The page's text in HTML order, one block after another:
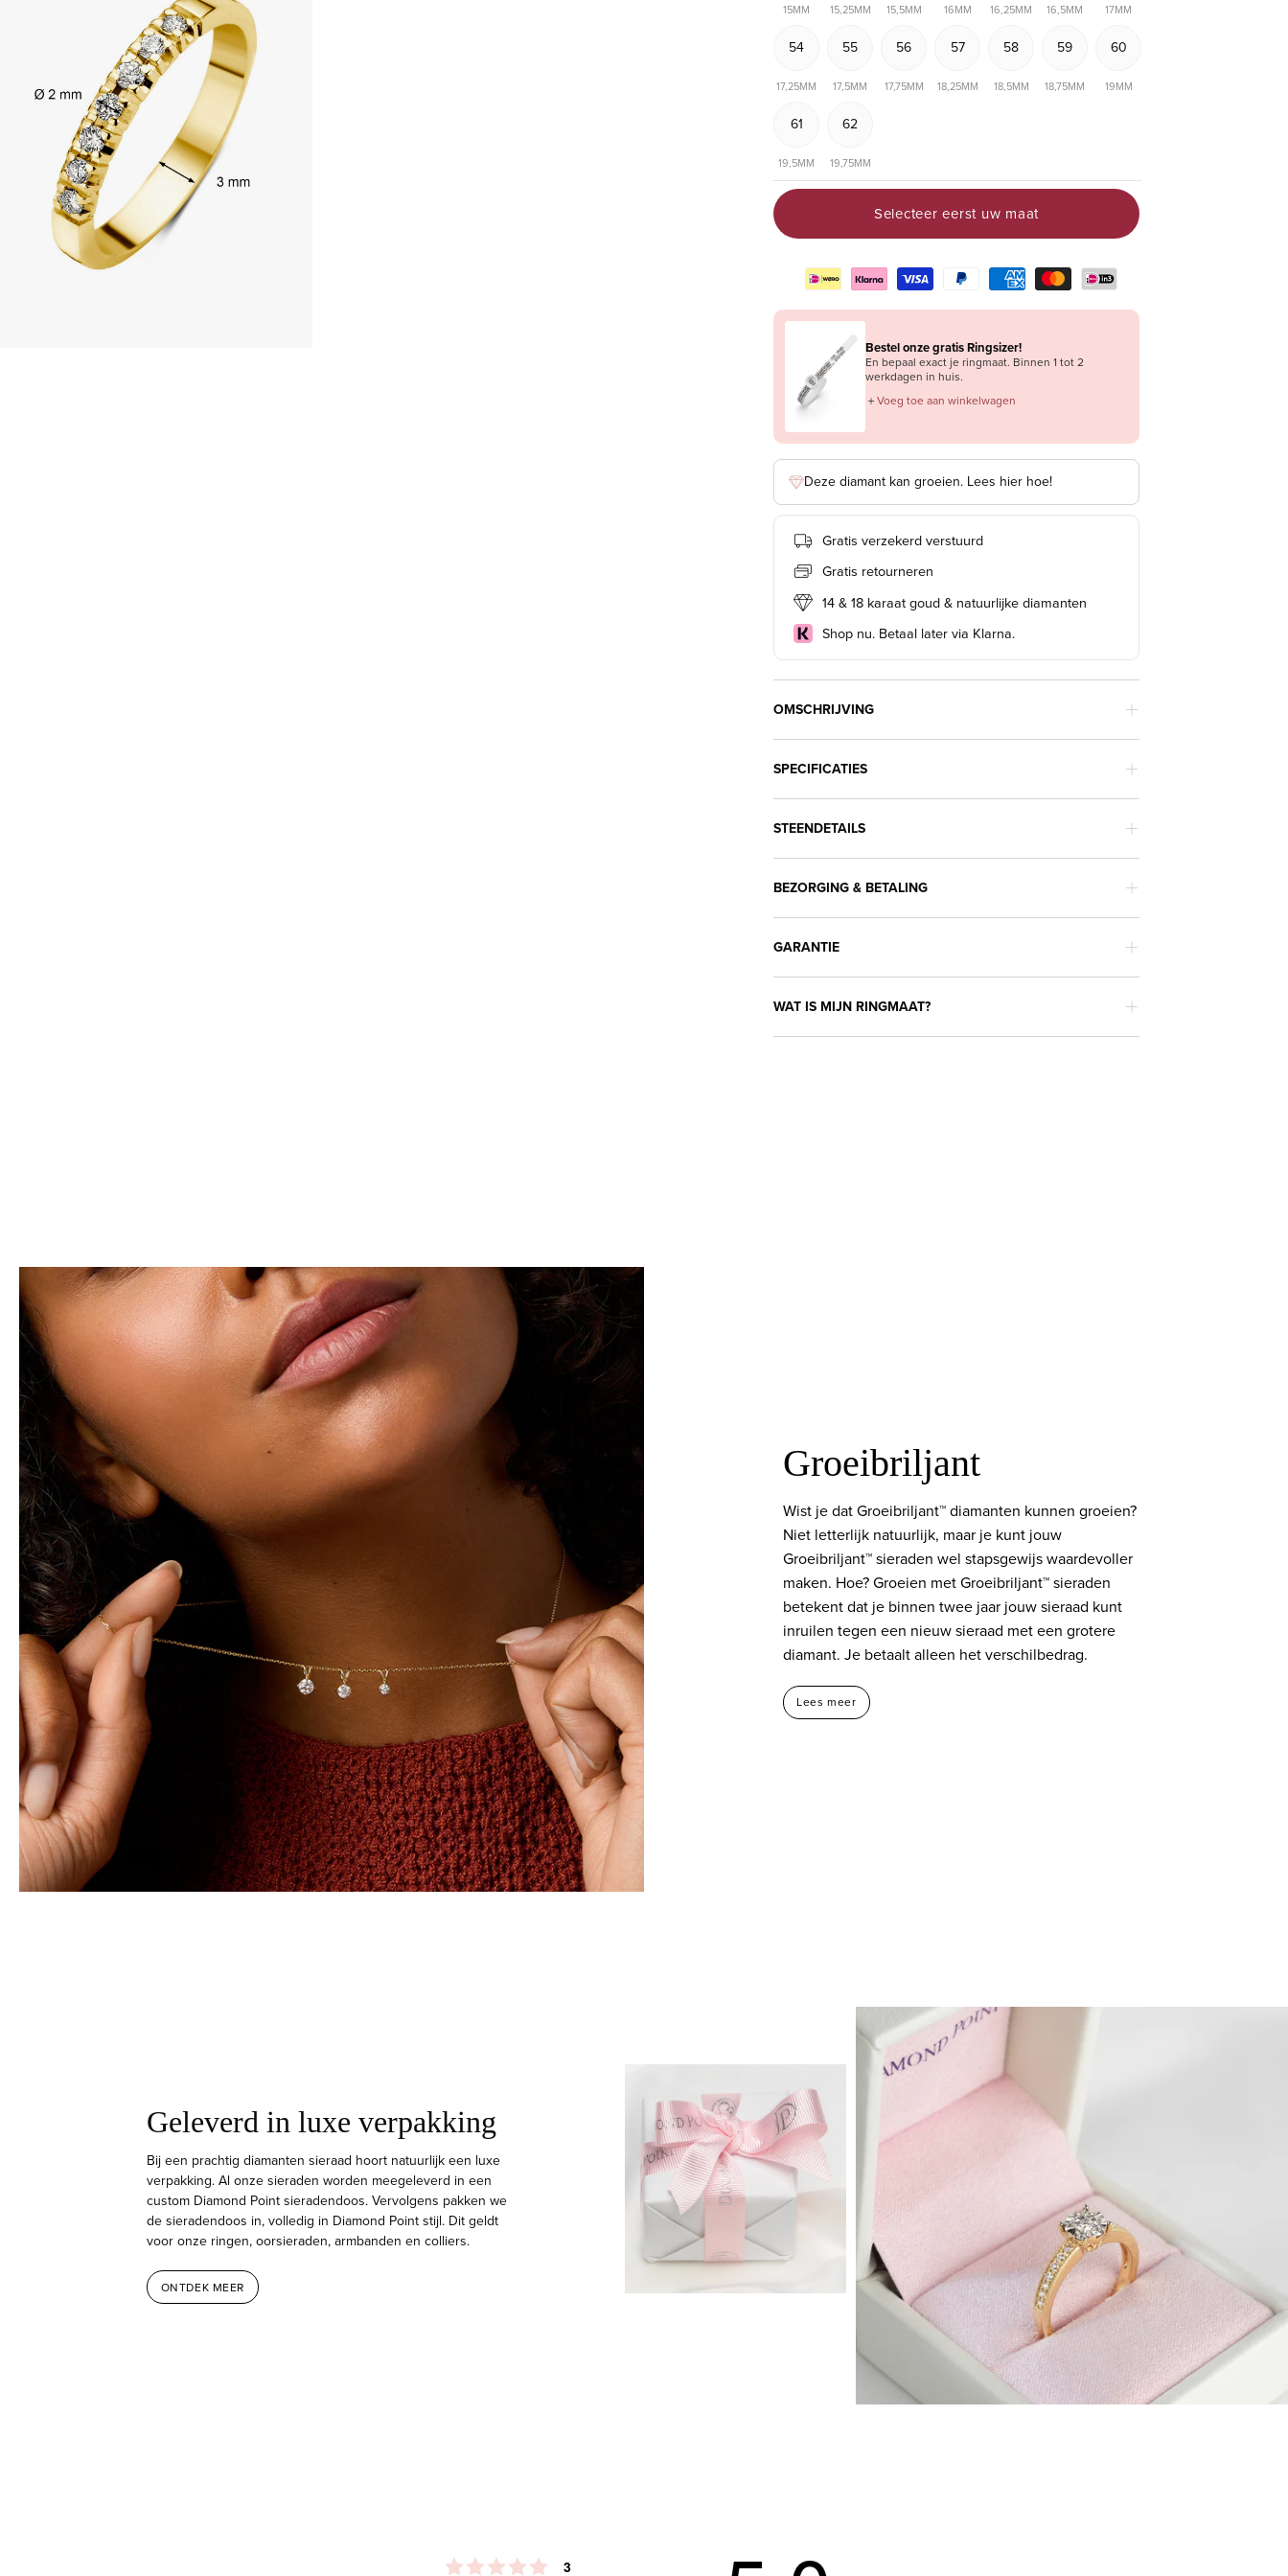
15MM 15,25MM 15,5MM 16MM 16,25MM 16,5MM 17MM
54
17,25MM
55
17,5MM
56
17,75MM
57
18,25MM
58
18,5MM
59
18,75MM
60
19MM
61
19,5MM
62
19,75MM
Selecteer eerst uw maat
Bestel onze gratis Ringsizer!
En bepaal exact je ringmaat. Binnen 1 tot 2
werkdagen in huis.
＋Voeg toe aan winkelwagen
Deze diamant kan groeien. Lees hier hoe!
Gratis verzekerd verstuurd
Gratis retourneren
14 & 18 karaat goud & natuurlijke diamanten
Shop nu. Betaal later via Klarna.
OMSCHRIJVING
SPECIFICATIES
STEENDETAILS
BEZORGING & BETALING
GARANTIE
WAT IS MIJN RINGMAAT?
Groeibriljant
Wist je dat Groeibriljant™ diamanten kunnen groeien?
Niet letterlijk natuurlijk, maar je kunt jouw
Groeibriljant™ sieraden wel stapsgewijs waardevoller
maken. Hoe? Groeien met Groeibriljant™ sieraden
betekent dat je binnen twee jaar jouw sieraad kunt
inruilen tegen een nieuw sieraad met een grotere
diamant. Je betaalt alleen het verschilbedrag.
Lees meer
Geleverd in luxe verpakking
Bij een prachtig diamanten sieraad hoort natuurlijk een luxe
verpakking. Al onze sieraden worden meegeleverd in een
custom Diamond Point sieradendoos. Vervolgens pakken we
de sieradendoos in, volledig in Diamond Point stijl. Dit geldt
voor onze ringen, oorsieraden, armbanden en colliers.
ONTDEK MEER
Beoordeling: 5 uit 5 sterren
3